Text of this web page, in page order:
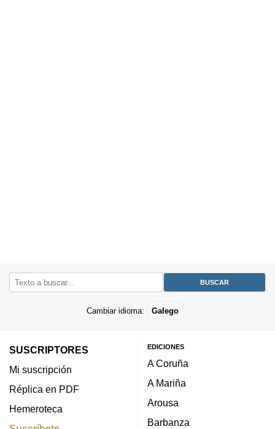
Cambiar idioma: Galego
SUSCRIPTORES
Mi suscripción
Réplica en PDF
Hemeroteca
EDICIONES
A Coruña
A Mariña
Arousa
Barbanza